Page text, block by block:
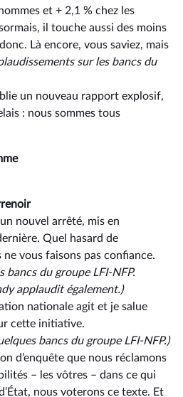
et + 2,1 % chez les
il touche aussi des moins
Là encore, vous saviez, mais
surlesbancsdu
un nouveau rapport explosif,
: nous sommes tous
nouvel arrêté, mis en
Quel hasard de
vous faisons pas confiance.
bancs du groupe LFI-NFP.
applaudit également.)
nationale agit et je salue
cette initiative.
bancs du groupe LFI-NFP.)
d’enquête que nous réclamons
–⁠ les vôtres – dans ce qui
nous voterons ce texte. Et